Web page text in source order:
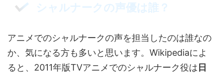
シャルナークの声優は誰？
アニメでのシャルナークの声を担当したのは誰なの
か、気になる方も多いと思います。Wikipediaによ
ると、2011年版TVアニメでのシャルナーク役は日